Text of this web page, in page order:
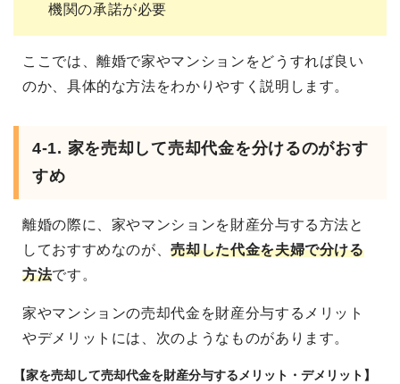
機関の承諾が必要
ここでは、離婚で家やマンションをどうすれば良い
のか、具体的な方法をわかりやすく説明します。
4-1. 家を売却して売却代金を分けるのがおす
すめ
離婚の際に、家やマンションを財産分与する方法と
しておすすめなのが、売却した代金を夫婦で分ける
方法です。
家やマンションの売却代金を財産分与するメリット
やデメリットには、次のようなものがあります。
【家を売却して売却代金を財産分与するメリット・デメリット】